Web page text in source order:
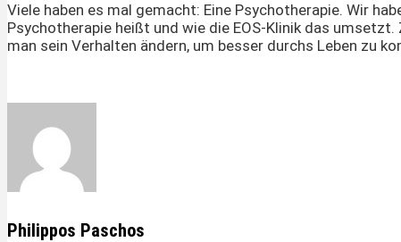
Viele haben es mal gemacht: Eine Psychotherapie. Wir
Psychotherapie heißt und wie die EOS-Klinik das
man sein Verhalten ändern, um besser durchs Leben zu
Philippos Paschos